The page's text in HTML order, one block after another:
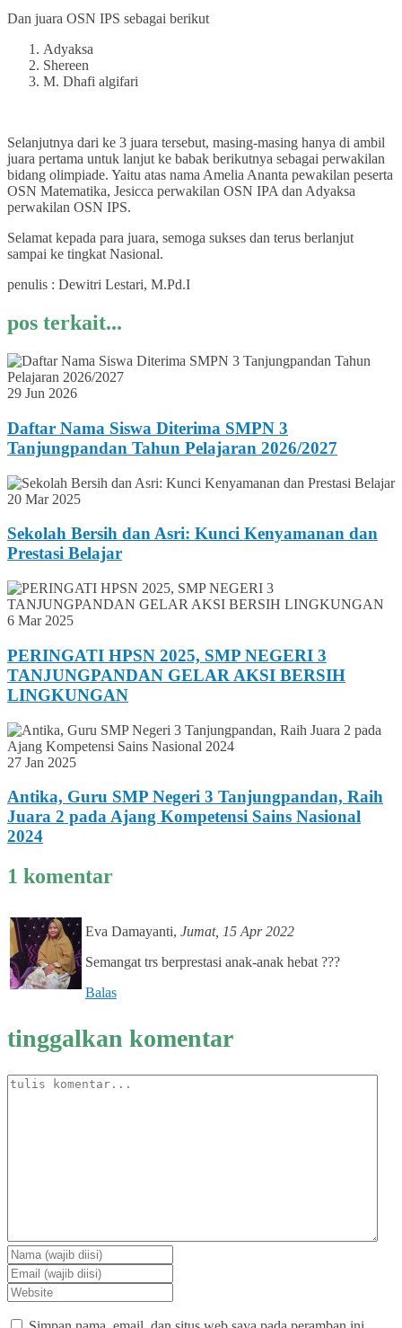
Dan juara OSN IPS sebagai berikut
Adyaksa
Shereen
M. Dhafi algifari
Selanjutnya dari ke 3 juara tersebut, masing-masing hanya di ambil
juara pertama untuk lanjut ke babak berikutnya sebagai perwakilan
bidang olimpiade. Yaitu atas nama Amelia Ananta pewakilan peserta
OSN Matematika, Jesicca perwakilan OSN IPA dan Adyaksa
perwakilan OSN IPS.
Selamat kepada para juara, semoga sukses dan terus berlanjut
sampai ke tingkat Nasional.
penulis : Dewitri Lestari, M.Pd.I
pos terkait...
29 Jun 2026
Daftar Nama Siswa Diterima SMPN 3
Tanjungpandan Tahun Pelajaran 2026/2027
20 Mar 2025
Sekolah Bersih dan Asri: Kunci Kenyamanan dan
Prestasi Belajar
6 Mar 2025
PERINGATI HPSN 2025, SMP NEGERI 3
TANJUNGPANDAN GELAR AKSI BERSIH
LINGKUNGAN
27 Jan 2025
Antika, Guru SMP Negeri 3 Tanjungpandan, Raih
Juara 2 pada Ajang Kompetensi Sains Nasional
2024
1 komentar
Eva Damayanti, Jumat, 15 Apr 2022
Semangat trs berprestasi anak-anak hebat ???
Balas
tinggalkan komentar